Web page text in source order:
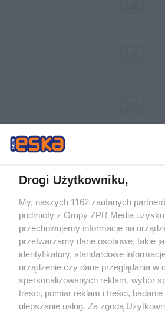
Żaden utwór zamieszczony w serwisie nie
rozpowszechniany lub dalej rozpowszechniany
tym także elektroniczny lub mechaniczny) na
eksploatacji w jakiejkolwiek formie, włącznie z
bez pisemnej zgody właściciela praw.
wykorzystanie utworów w całości lub w części
bez właściwej zgody, jest zabronione pod
prawnie.
Drogi Użytkowniku,
My, naszych 1162 zaufanych
podmioty z Grupy ZPR Media
przechowujemy informacje na
przetwarzamy dane osobowe, takie
identyfikatory, standardowe
urządzenie czy dane przeglądania w
spersonalizowanych reklam, wybór
treści, pomiar reklam i treści,
ulepszanie usług. Za zgodą